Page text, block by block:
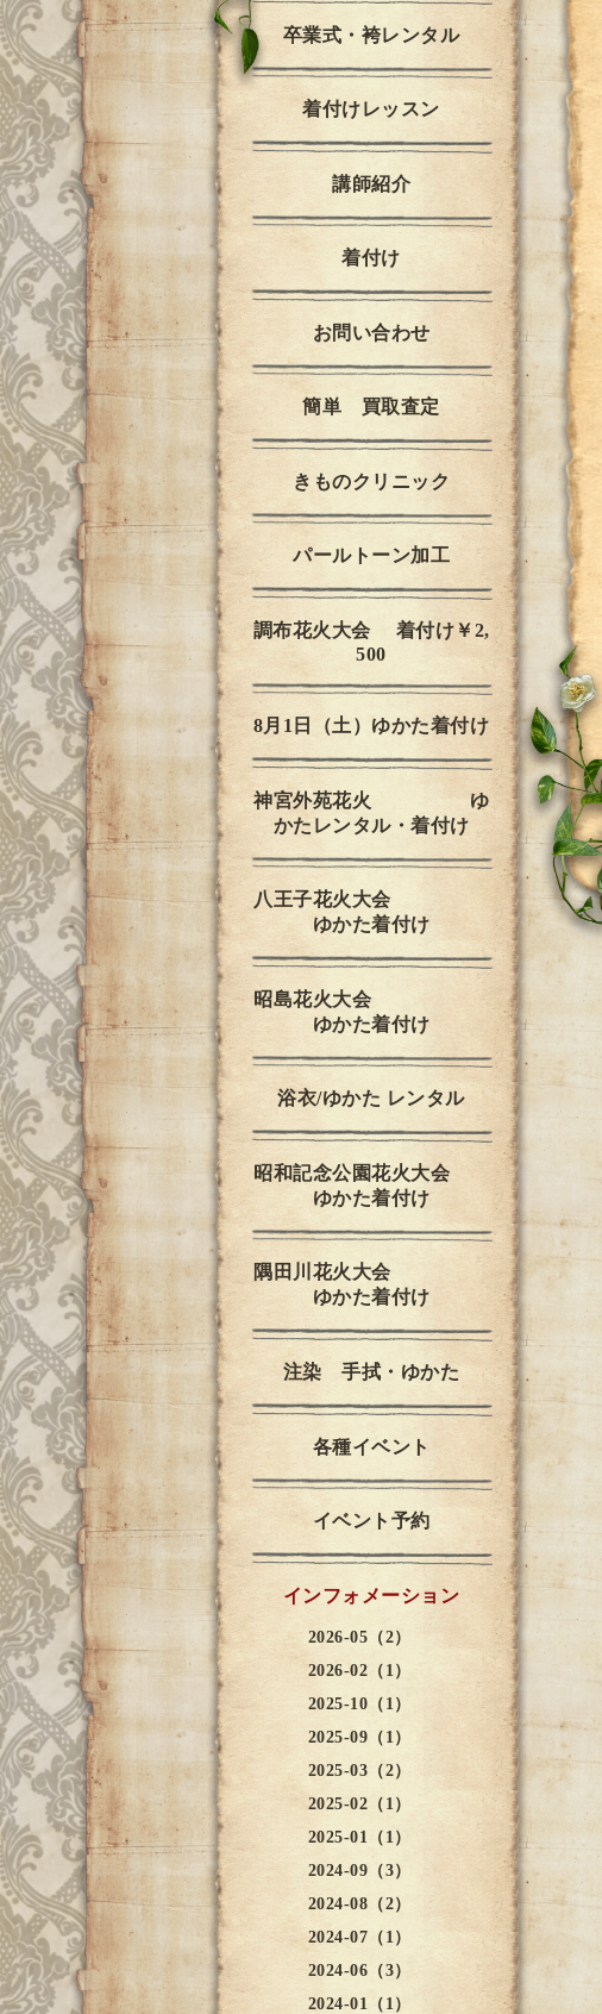
卒業式・袴レンタル
着付けレッスン
講師紹介
着付け
お問い合わせ
簡単 買取査定
きものクリニック
パールトーン加工
調布花火大会 着付け￥2,
500
8月1日（土）ゆかた着付け
神宮外苑花火 ゆ
かたレンタル・着付け
八王子花火大会
ゆかた着付け
昭島花火大会
ゆかた着付け
浴衣/ゆかた レンタル
昭和記念公園花火大会
ゆかた着付け
隅田川花火大会
ゆかた着付け
注染 手拭・ゆかた
各種イベント
イベント予約
インフォメーション
2026-05（2）
2026-02（1）
2025-10（1）
2025-09（1）
2025-03（2）
2025-02（1）
2025-01（1）
2024-09（3）
2024-08（2）
2024-07（1）
2024-06（3）
2024-01（1）